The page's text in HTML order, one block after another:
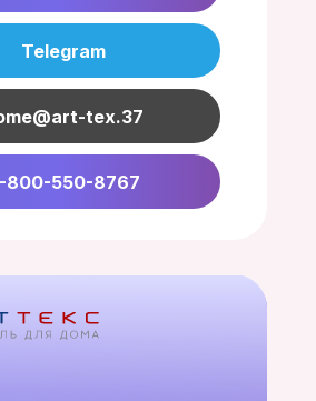
Telegram
tex.37
800-550-8767